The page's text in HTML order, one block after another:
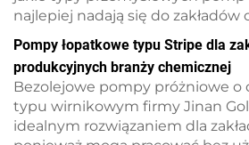
najlepiej nadają się do zakładów
Pompy łopatkowe typu Stripe dla
produkcyjnych branży chemicznej
Bezolejowe pompy próżniowe o
typu wirnikowym firmy Jinan
idealnym rozwiązaniem dla